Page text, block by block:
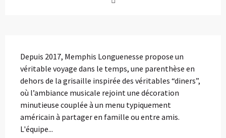
Depuis 2017, Memphis Longuenesse propose un
véritable voyage dans le temps, une parenthèse en
dehors de la grisaille inspirée des véritables “diners”,
où l’ambiance musicale rejoint une décoration
minutieuse couplée à un menu typiquement
américain à partager en famille ou entre amis.
L'équipe...